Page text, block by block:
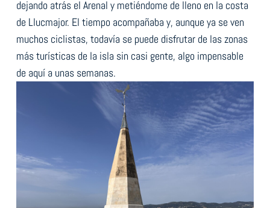
dejando atrás el Arenal y metiéndome de lleno en la costa
de Llucmajor. El tiempo acompañaba y, aunque ya se ven
muchos ciclistas, todavía se puede disfrutar de las zonas
más turísticas de la isla sin casi gente, algo impensable
de aquí a unas semanas.